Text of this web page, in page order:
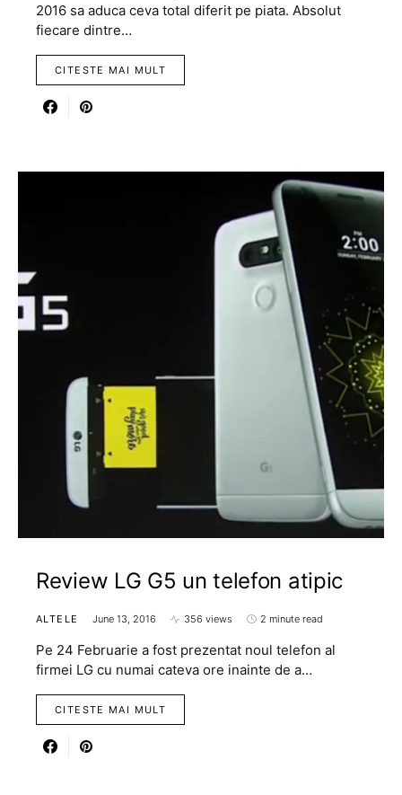
2016 sa aduca ceva total diferit pe piata. Absolut
fiecare dintre…
CITESTE MAI MULT
Review LG G5 un telefon atipic
ALTELE June 13, 2016 356 views 2 minute read
Pe 24 Februarie a fost prezentat noul telefon al
firmei LG cu numai cateva ore inainte de a…
CITESTE MAI MULT